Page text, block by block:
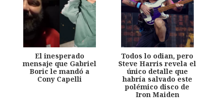
El inesperado
mensaje que Gabriel
Boric le mandó a
Cony Capelli
Todos lo odian, pero
Steve Harris revela el
único detalle que
habría salvado este
polémico disco de
Iron Maiden